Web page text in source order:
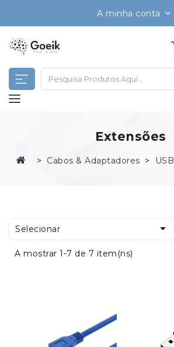
A minha conta
Extensões
Cabos & Adaptadores USB
Selecionar 
A mostrar 1-7 de 7 item(ns)